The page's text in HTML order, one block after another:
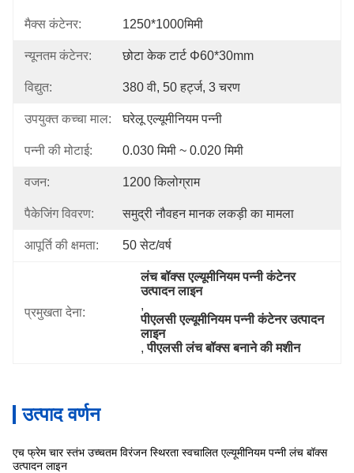
मैक्स कंटेनर: 1250*1000मिमी
न्यूनतम कंटेनर: छोटा केक टार्ट Φ60*30mm
विद्युत: 380 वी, 50 हर्ट्ज, 3 चरण
उपयुक्त कच्चा माल: घरेलू एल्यूमीनियम पन्नी
पन्नी की मोटाई: 0.030 मिमी ~ 0.020 मिमी
वजन: 1200 किलोग्राम
पैकेजिंग विवरण: समुद्री नौवहन मानक लकड़ी का मामला
आपूर्ति की क्षमता: 50 सेट/वर्ष
प्रमुखता देना:
लंच बॉक्स एल्यूमीनियम पन्नी कंटेनर
उत्पादन लाइन
,
पीएलसी एल्यूमीनियम पन्नी कंटेनर उत्पादन
लाइन
, पीएलसी लंच बॉक्स बनाने की मशीन
उत्पाद वर्णन
एच फ्रेम चार स्तंभ उच्चतम विरंजन स्थिरता स्वचालित एल्यूमीनियम पन्नी लंच बॉक्स
उत्पादन लाइन